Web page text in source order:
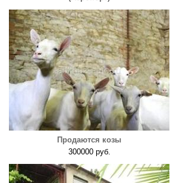
Продаются козы
300000 руб.